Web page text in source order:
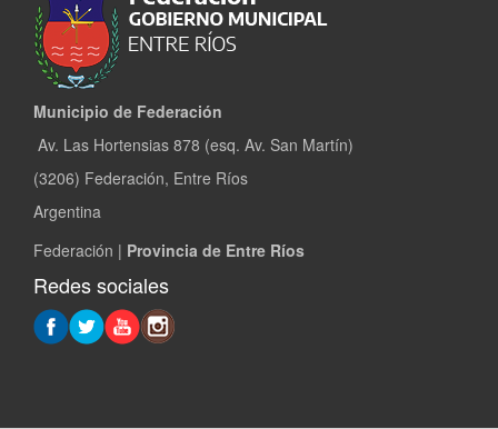
Municipio de Federación
Av. Las Hortensias 878 (esq. Av. San Martín)
(3206) Federación, Entre Ríos
Argentina
Federación | Provincia de Entre Ríos
Redes sociales